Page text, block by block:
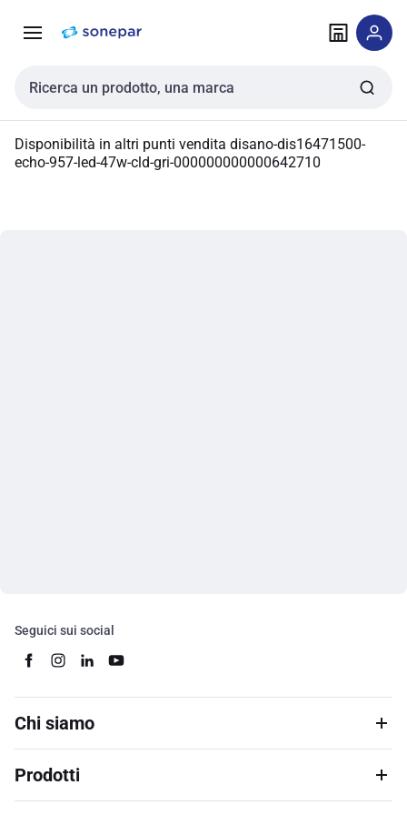
navigazione alla
Cerca input
Disponibilità in altri punti vendita disano-dis16471500-
echo-957-led-47w-cld-gri-000000000000642710
Seguici sui social
Chi siamo
Prodotti